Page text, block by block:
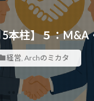
本柱】５：M&A
経営, Archのミカタ